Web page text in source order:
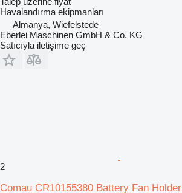
Havalandırma ekipmanları
Almanya, Wiefelstede
Eberlei Maschinen GmbH & Co. KG
Satıcıyla iletişime geç
2
Comau CR10155380 Battery Fan Holder